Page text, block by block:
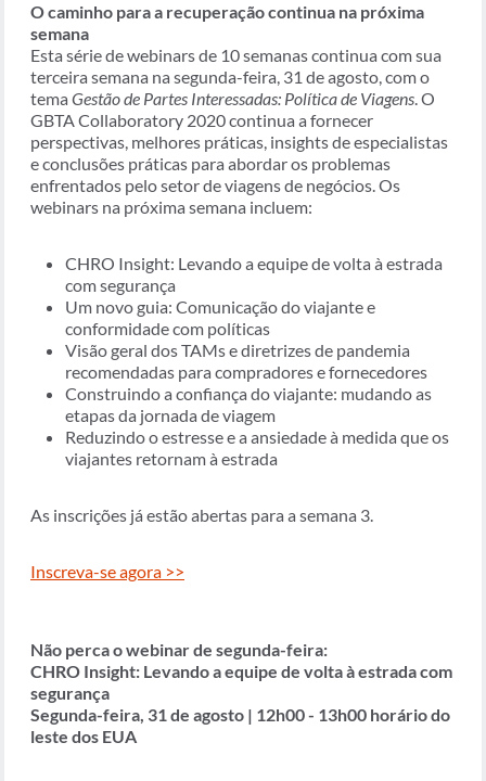
O caminho para a recuperação continua na próxima
semana
Esta série de webinars de 10 semanas continua com sua
terceira semana na segunda-feira, 31 de agosto, com o
tema Gestão de Partes Interessadas: Política de Viagens. O
GBTA Collaboratory 2020 continua a fornecer
perspectivas, melhores práticas, insights de especialistas
e conclusões práticas para abordar os problemas
enfrentados pelo setor de viagens de negócios. Os
webinars na próxima semana incluem:
CHRO Insight: Levando a equipe de volta à estrada
com segurança
Um novo guia: Comunicação do viajante e
conformidade com políticas
Visão geral dos TAMs e diretrizes de pandemia
recomendadas para compradores e fornecedores
Construindo a confiança do viajante: mudando as
etapas da jornada de viagem
Reduzindo o estresse e a ansiedade à medida que os
viajantes retornam à estrada
As inscrições já estão abertas para a semana 3.
Inscreva-se agora >>
Não perca o webinar de segunda-feira:
CHRO Insight: Levando a equipe de volta à estrada com
segurança
Segunda-feira, 31 de agosto | 12h00 - 13h00 horário do
leste dos EUA